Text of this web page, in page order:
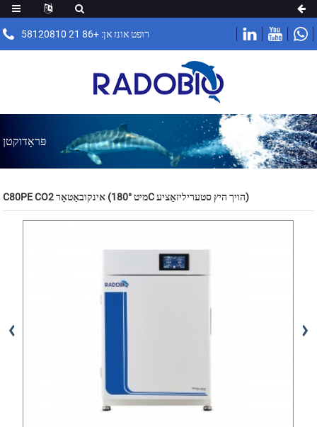
רופט אונז אן: +86 21 58120810
פּראָדוקטן
C80PE CO2 אינקובאַטאָר (מיט 180°C הויך היץ סטעריליזאַציע)